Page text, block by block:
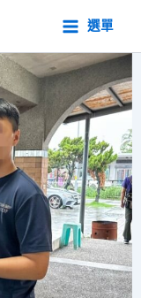
選單